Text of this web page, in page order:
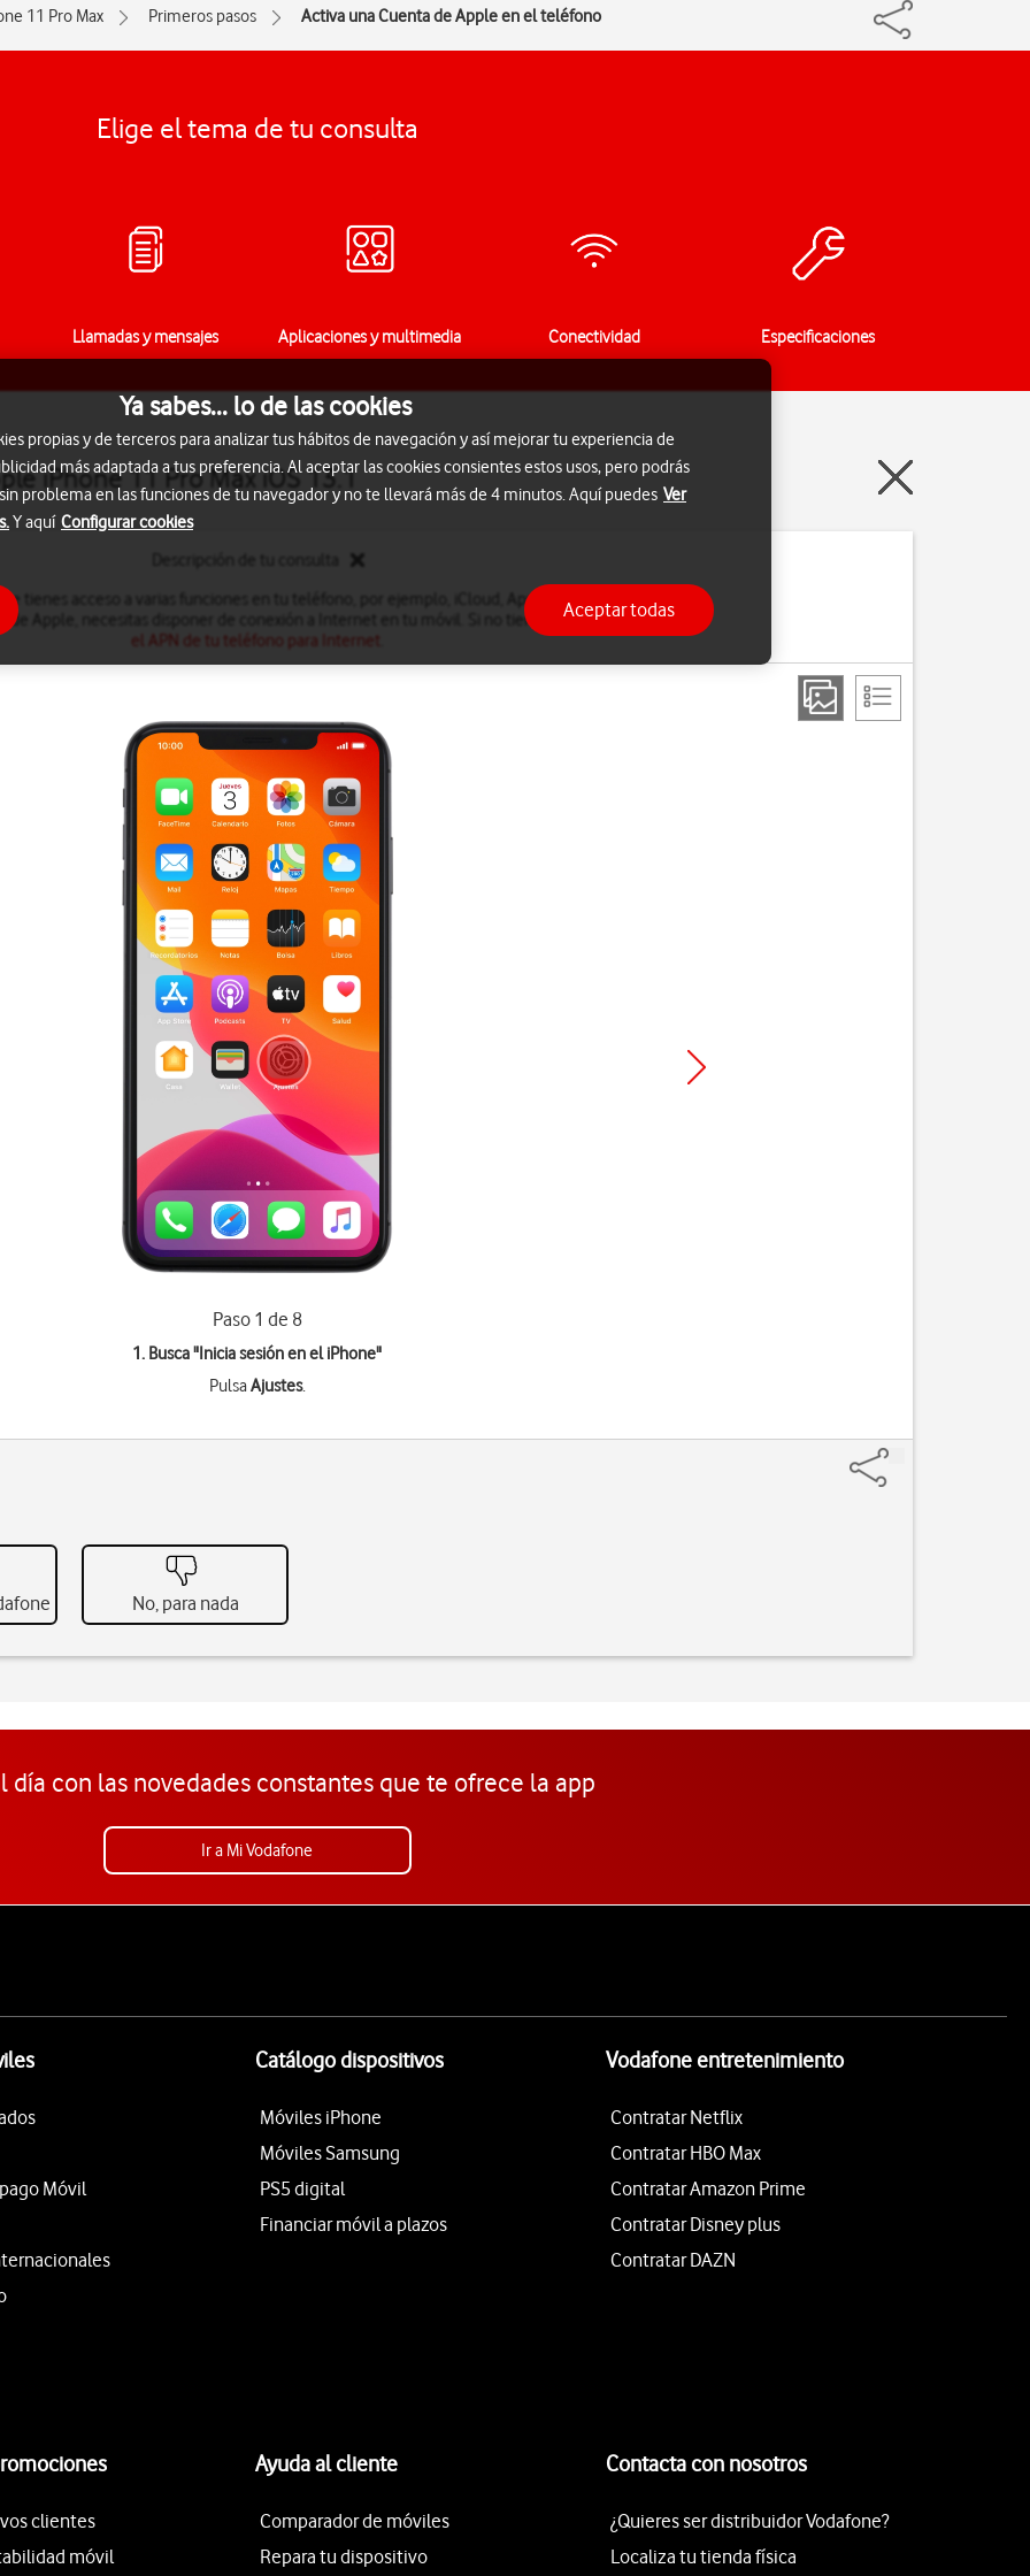
11 Pro Max Primeros pasos Activa una Cuenta de Apple en el teléfono
Elige el tema de tu consulta
Llamadas y mensajes Aplicaciones y multimedia Conectividad Especificaciones
iPhone 11 Pro Max iOS 13.1
tienes acceso a varias funciones en tu teléfono, por ejemplo, iCloud, App Store y iTunes. Para
de Apple, necesitas disponer de conexión a Internet en tu móvil. Si no tienes, puedesconfigurar
el APN de tu teléfono para Internet
Paso 1 de 8
1. Busca "Inicia sesión en el iPhone"
PulsaAjustes.
No, para nada
día con las novedades constantes que te ofrece la app
Ir a Mi Vodafone
Móvil
Catálogo dispositivos
Móviles iPhone
Móviles Samsung
PS5 digital
Financiar móvil a plazos
Vodafone entretenimiento
Contratar Netflix
Contratar HBO Max
Contratar Amazon Prime
Contratar Disney plus
Contratar DAZN
clientes
móvil
Ayuda al cliente
Comparador de móviles
Repara tu dispositivo
Contacta con nosotros
¿Quieres ser distribuidor Vodafone?
Localiza tu tienda física
Ya sabes... lo de las cookies
propias y de terceros para analizar tus hábitos de navegación y así mejorar tu experiencia de
más adaptada a tus preferencia. Al aceptar las cookies consientes estos usos, pero podrás
problema en las funciones de tu navegador y no te llevará más de 4 minutos. Aquí puedes Ver
Y aquí Configurar cookies
Aceptar todas